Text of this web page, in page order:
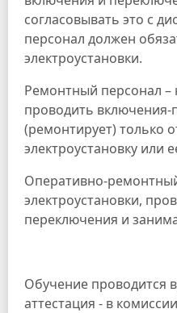
согласовывать это с
персонал должен
электроустановки.
Ремонтный персонал –
проводить включения-
(ремонтирует) только
электроустановку или
Оперативно-
электроустановки,
переключения и
Обучение проводится
аттестация - в